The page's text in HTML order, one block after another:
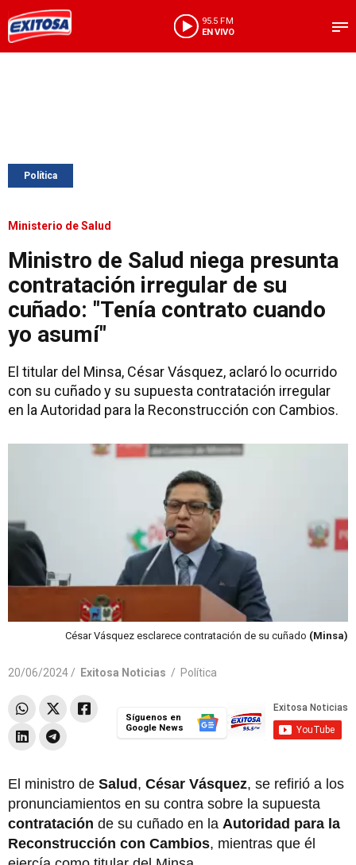
95.5 FM
EN VIVO
Política
Ministerio de Salud
Ministro de Salud niega presunta
contratación irregular de su
cuñado: "Tenía contrato cuando
yo asumí"
El titular del Minsa, César Vásquez, aclaró lo ocurrido
con su cuñado y su supuesta contratación irregular
en la Autoridad para la Reconstrucción con Cambios.
César Vásquez esclarece contratación de su cuñado (Minsa)
20/06/2024 / Exitosa Noticias / Política
Síguenos en
Google News
El ministro de Salud, César Vásquez, se refirió a los
pronunciamientos en su contra sobre la supuesta
contratación de su cuñado en la Autoridad para la
Reconstrucción con Cambios, mientras que él